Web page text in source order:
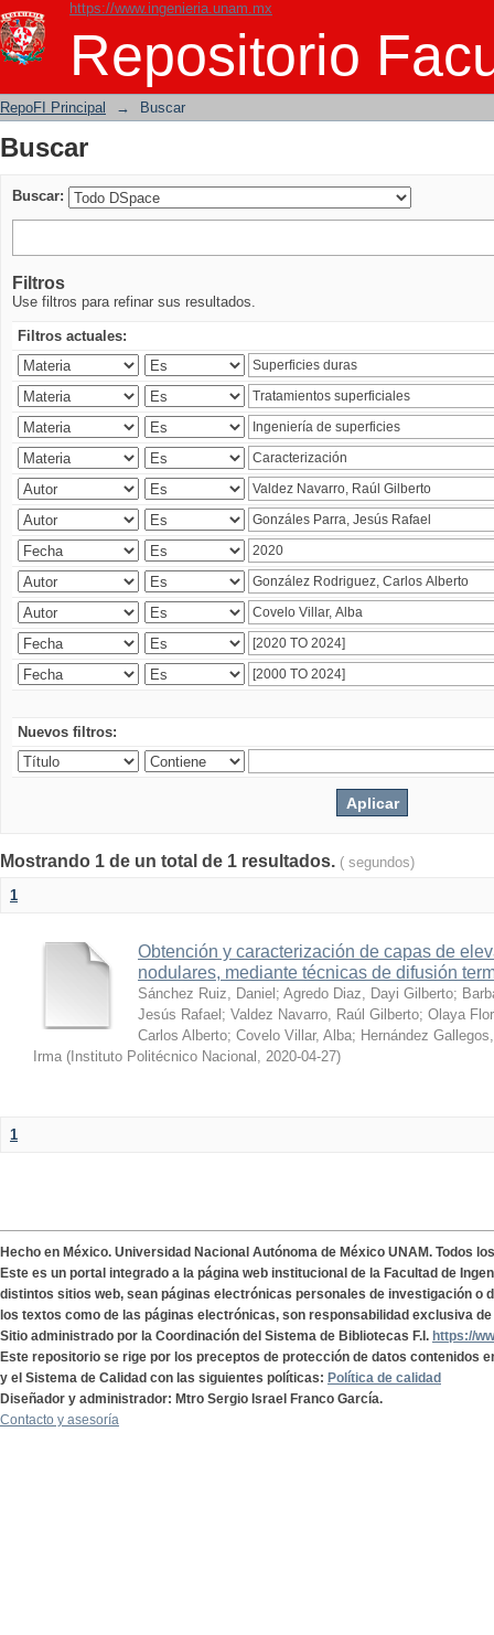
https://www.ingenieria.unam.mx
Repositorio
Buscar
RepoFI Principal → Buscar
Buscar
Buscar:
Filtros
Use filtros para refinar sus resultados.
Filtros actuales:
Nuevos filtros:
Mostrando 1 de un total de 1 resultados. ( segundos)
1
Obtención y caracterización de capas de
nodulares, mediante técnicas de difusión
Sánchez Ruiz, Daniel ; Agredo Diaz, Dayi Gilberto;
Jesús Rafael ; Valdez Navarro, Raúl Gilberto; Olaya
Carlos Alberto; Covelo Villar, Alba; Hernández
Irma ( Instituto Politécnico Nacional , 2020-04-27)
1
Hecho en México. Universidad Nacional Autónoma de México UNAM. Todos
Este es un portal integrado a la página web institucional de la Facultad de
distintos sitios web, sean páginas electrónicas personales de investigación o
los textos como de las páginas electrónicas, son responsabilidad exclusiva
Sitio administrado por la Coordinación del Sistema de Bibliotecas F.I. https://
Este repositorio se rige por los preceptos de protección de datos contenidos
y el Sistema de Calidad con las siguientes políticas: Política de calidad
Diseñador y administrador: Mtro Sergio Israel Franco García.
Contacto y asesoría